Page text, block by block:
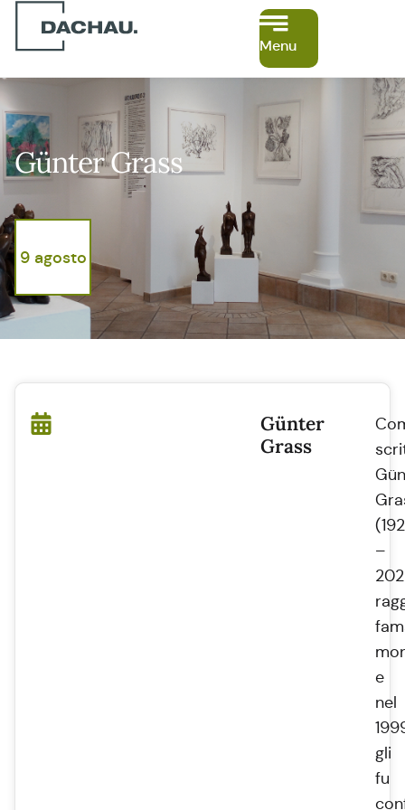
Menu
Günter Grass
9 agosto
Günter
Grass
–
e
nel
gli
fu